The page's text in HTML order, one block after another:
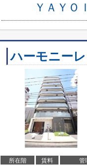
ＹＡＹ
ハーモニー
所在階 賃料 管